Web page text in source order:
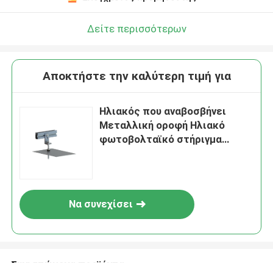
Δείτε περισσότερων
Αποκτήστε την καλύτερη τιμή για
Ηλιακός που αναβοσβήνει
Μεταλλική οροφή Ηλιακό
φωτοβολταϊκό στήριγμα
Να συνεχίσει